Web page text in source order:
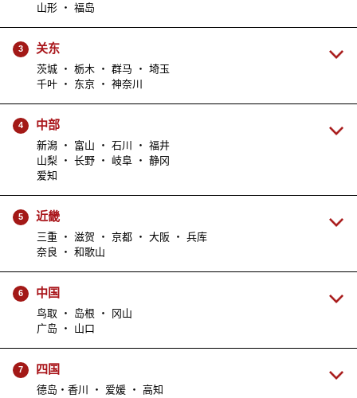
山形 ・ 福岛
3 关东
茨城 ・ 栃木 ・ 群马 ・ 埼玉
千叶 ・ 东京 ・ 神奈川
4 中部
新潟 ・ 富山 ・ 石川 ・ 福井
山梨 ・ 长野 ・ 岐阜 ・ 静冈
爱知
5 近畿
三重 ・ 滋贺 ・ 京都 ・ 大阪 ・ 兵库
奈良 ・ 和歌山
6 中国
鸟取 ・ 岛根 ・ 冈山
广岛 ・ 山口
7 四国
德岛・香川 ・ 爱媛 ・ 高知